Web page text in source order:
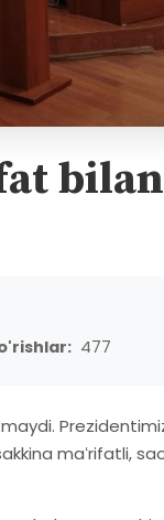
477
maʻrifatli,